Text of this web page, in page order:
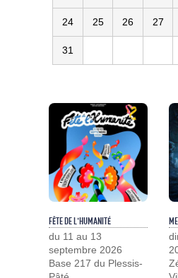
24 25 26 27
31
FÊTE DE L'HUMANITÉ
du 11 au 13
septembre 2026
Base 217 du Plessis-